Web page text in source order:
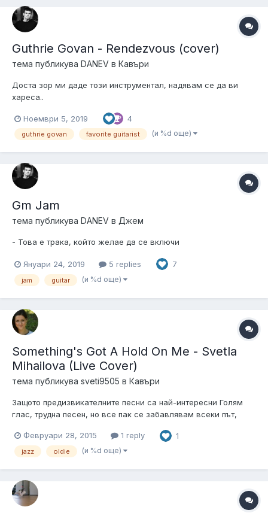
Guthrie Govan - Rendezvous (cover)
тема публикува DANEV в Кавъри
Доста зор ми даде този инструментал, надявам се да ви
хареса..
Ноември 5, 2019 4
guthrie govan favorite guitarist (и %d още)
Gm Jam
тема публикува DANEV в Джем
- Това е трака, който желае да се включи
Януари 24, 2019 5 replies 7
jam guitar (и %d още)
Something's Got A Hold On Me - Svetla
Mihailova (Live Cover)
тема публикува sveti9505 в Кавъри
Защото предизвикателните песни са най-интересни Голям
глас, трудна песен, но все пак се забавлявам всеки път,
споделяла тук. Ще се радвам да чуя какво мислите
http://vbox7.com/play:de84b3936e
Февруари 28, 2015 1 reply 1
jazz oldie (и %d още)